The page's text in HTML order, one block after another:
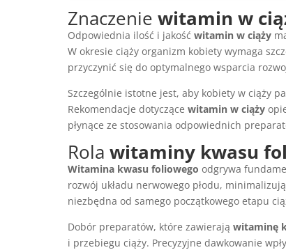
Znaczenie witamin w
Odpowiednia ilość i jakość witamin w ciąży
W okresie ciąży organizm kobiety wymaga
przyczynić się do optymalnego wsparcia
Szczególnie istotne jest, aby kobiety w ciąży
Rekomendacje dotyczące witamin w ciąży
płynące ze stosowania odpowiednich
Rola witaminy kwasu
Witamina kwasu foliowego odgrywa
rozwój układu nerwowego płodu,
niezbędna od samego początkowego etapu
Dobór preparatów, które zawierają witaminę
i przebiegu ciąży. Precyzyjne dawkowanie